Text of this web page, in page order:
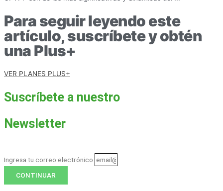
Para seguir leyendo este
artículo, suscríbete y obtén
una Plus+
VER PLANES PLUS+
Suscríbete a nuestro
Newsletter
Ingresa tu correo electrónico
CONTINUAR